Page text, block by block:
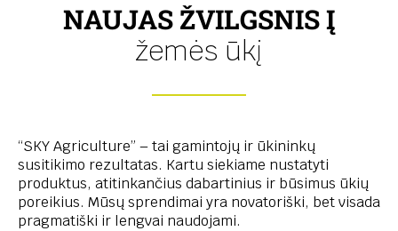
NAUJAS ŽVILGSNIS Į
žemės ūkį
“SKY Agriculture” – tai gamintojų ir ūkininkų
susitikimo rezultatas. Kartu siekiame nustatyti
produktus, atitinkančius dabartinius ir būsimus ūkių
poreikius. Mūsų sprendimai yra novatoriški, bet visada
pragmatiški ir lengvai naudojami.